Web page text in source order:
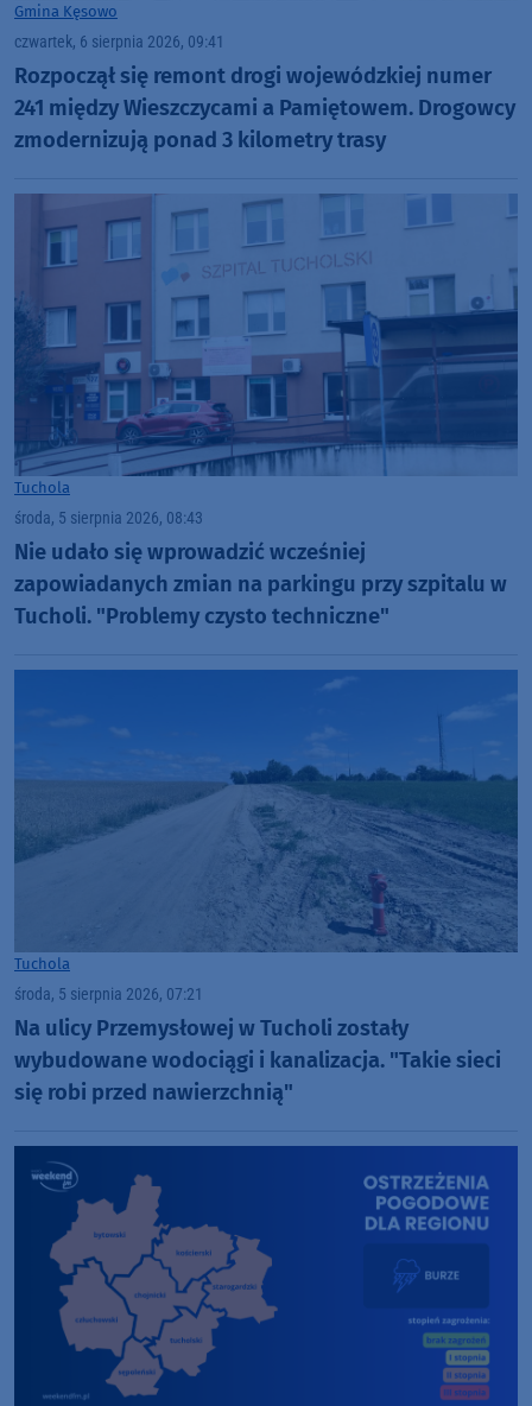
Gmina Kęsowo
czwartek, 6 sierpnia 2026, 09:41
Rozpoczął się remont drogi wojewódzkiej numer
241 między Wieszczycami a Pamiętowem. Drogowcy
zmodernizują ponad 3 kilometry trasy
Tuchola
środa, 5 sierpnia 2026, 08:43
Nie udało się wprowadzić wcześniej
zapowiadanych zmian na parkingu przy szpitalu w
Tucholi. "Problemy czysto techniczne"
Tuchola
środa, 5 sierpnia 2026, 07:21
Na ulicy Przemysłowej w Tucholi zostały
wybudowane wodociągi i kanalizacja. "Takie sieci
się robi przed nawierzchnią"